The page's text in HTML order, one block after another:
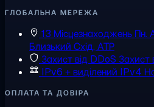
ГЛОБАЛЬНА МЕРЕЖА
13 Місцезнаходжень Пн.
Близький Схід, АТР
Захист від DDoS Захист
IPv6 + виділений IPv4
ОПЛАТА ТА ДОВІРА